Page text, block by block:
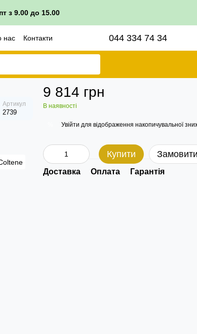
з 9.00 до 15.00
нас
Контакти
044 334 74 34
Артикул
2739
9 814 грн
В наявності
Увійти для відображення накопичувальної
Купити
Доставка Оплата Гарантія